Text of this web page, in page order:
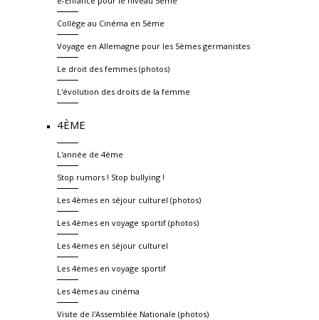
Collège au Cinéma en 5ème
Voyage en Allemagne pour les 5èmes germanistes
Le droit des femmes (photos)
L'évolution des droits de la femme
4ÈME
L'année de 4ème
Stop rumors ! Stop bullying !
Les 4èmes en séjour culturel (photos)
Les 4èmes en voyage sportif (photos)
Les 4èmes en séjour culturel
Les 4èmes en voyage sportif
Les 4èmes au cinéma
Visite de l'Assemblée Nationale (photos)